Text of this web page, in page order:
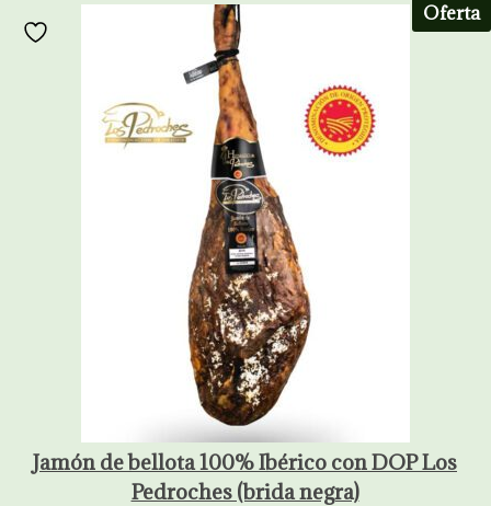
Oferta
Jamón de bellota 100% Ibérico con DOP Los
Pedroches (brida negra)